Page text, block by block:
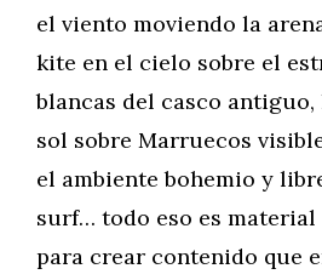
el viento moviendo la
kite en el cielo sobre el
blancas del casco antiguo,
sol sobre Marruecos
el ambiente bohemio y
surf… todo eso es
para crear contenido que